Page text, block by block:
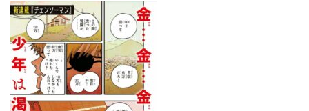
NHKにようこそ！を見終えたんだがｗｗｗ
Powered by livedoor 相互RSS